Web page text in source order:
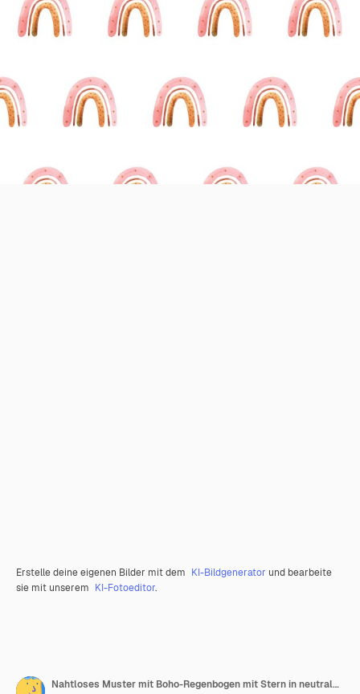
Erstelle deine eigenen Bilder mit dem KI-Bildgenerator und bearbeite
sie mit unserem KI-Fotoeditor.
Nahtloses Muster mit Boho-Regenbogen mit Stern in neutraler Farbe Aquarell handgezeichnete Illustration digitales Papier